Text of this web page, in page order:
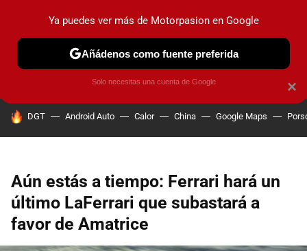
PRUEBAS COCHES ELÉCTRICOS OBSERVATORIO
HOY SE HABLA DE
DGT Android Auto Calor China Google Maps
Aún estás a tiempo: Ferrari hará un
último LaFerrari que subastará a
favor de Amatrice
×
Ya puedes ver más de Motorpasion en Google
Añádenos como fuente preferida
Solo necesitas una cuenta de Google